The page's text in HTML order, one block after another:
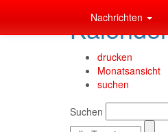
Nachrichten
drucken
Monatsansicht
suchen
Suchen